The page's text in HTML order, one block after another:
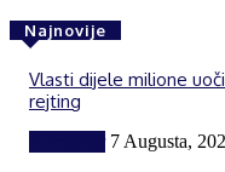
Najnovije
Vlasti dijele milione
rejting
7 Augusta,